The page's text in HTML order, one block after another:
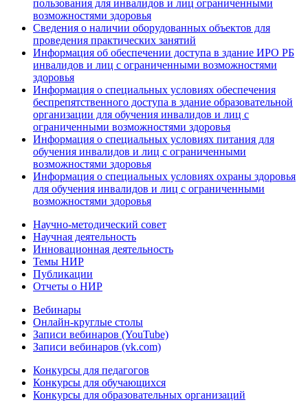
пользования для инвалидов и лиц ограниченными
возможностями здоровья
Сведения о наличии оборудованных объектов для
проведения практических занятий
Информация об обеспечении доступа в здание ИРО РБ
инвалидов и лиц с ограниченными возможностями
здоровья
Информация о специальных условиях обеспечения
беспрепятственного доступа в здание образовательной
организации для обучения инвалидов и лиц с
ограниченными возможностями здоровья
Информация о специальных условиях питания для
обучения инвалидов и лиц с ограниченными
возможностями здоровья
Информация о специальных условиях охраны здоровья
для обучения инвалидов и лиц с ограниченными
возможностями здоровья
Научно-методический совет
Научная деятельность
Инновационная деятельность
Темы НИР
Публикации
Отчеты о НИР
Вебинары
Онлайн-круглые столы
Записи вебинаров (YouTube)
Записи вебинаров (vk.com)
Конкурсы для педагогов
Конкурсы для обучающихся
Конкурсы для образовательных организаций